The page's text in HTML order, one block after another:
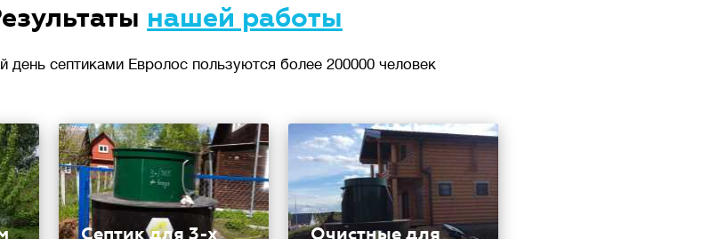
нашей работы
день септиками Евролос пользуются более 200000 человек
Септик для 3-х
Очистные для